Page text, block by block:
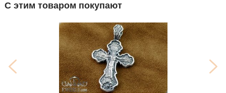
С этим товаром покупают